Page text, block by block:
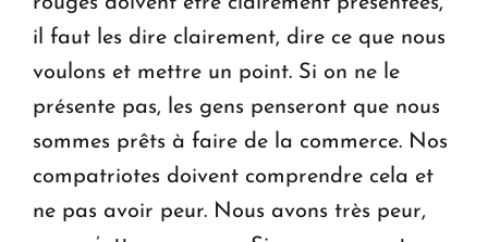
il faut les dire clairement, dire ce que nous
voulons et mettre un point. Si on ne le
présente pas, les gens penseront que nous
sommes prêts à faire de la commerce. Nos
compatriotes doivent comprendre cela et
ne pas avoir peur. Nous avons très peur,